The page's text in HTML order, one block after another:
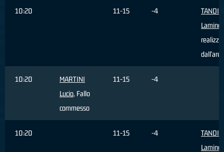
10:20 11-15 -4
TANDIA
Lamine
dall'area
10:20
MARTINI
Lucio, Fallo
commesso
11-15 -4
10:20 11-15 -4
TANDIA
Lamine